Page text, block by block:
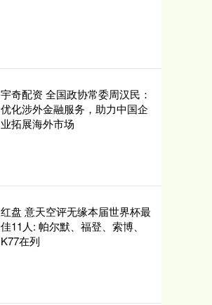
宇奇配资 全国政协常委周汉民：
优化涉外金融服务，助力中国企
业拓展海外市场
红盘 意天空评无缘本届世界杯最
佳11人: 帕尔默、福登、索博、
K77在列